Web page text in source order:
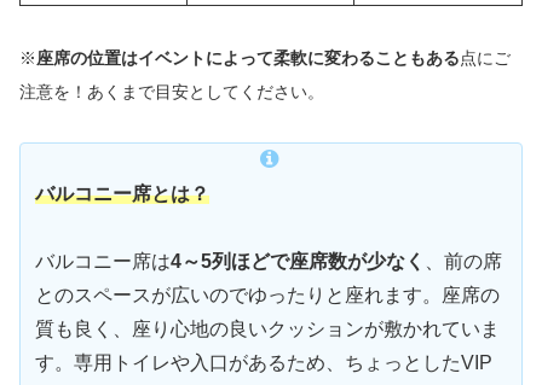
※座席の位置はイベントによって柔軟に変わることもある点にご
注意を！あくまで目安としてください。
バルコニー席とは？
バルコニー席は4～5列ほどで座席数が少なく 、前の席
とのスペースが広いのでゆったりと座れます。座席の
質も良く、座り心地の良いクッションが敷かれていま
す。専用トイレや入口があるため、ちょっとしたVIP